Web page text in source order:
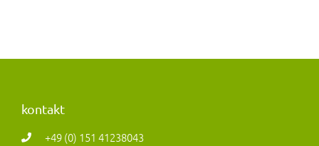
kontakt
+49 (0) 151 41238043